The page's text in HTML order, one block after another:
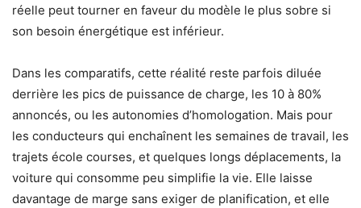
réelle peut tourner en faveur du modèle le plus sobre si
son besoin énergétique est inférieur.
Dans les comparatifs, cette réalité reste parfois diluée
derrière les pics de puissance de charge, les 10 à 80%
annoncés, ou les autonomies d’homologation. Mais pour
les conducteurs qui enchaînent les semaines de travail, les
trajets école courses, et quelques longs déplacements, la
voiture qui consomme peu simplifie la vie. Elle laisse
davantage de marge sans exiger de planification, et elle